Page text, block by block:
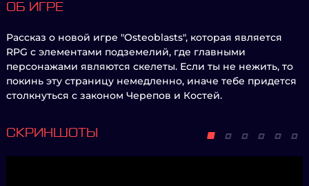
ОБ ИГРЕ
Рассказ о новой игре "Osteoblasts", которая является
RPG с элементами подземелий, где главными
персонажами являются скелеты. Если ты не нежить, то
покинь эту страницу немедленно, иначе тебе придется
столкнуться с законом Черепов и Костей.
СКРИНШОТЫ